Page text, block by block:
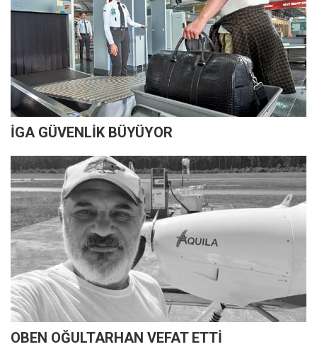
İGA GÜVENLİK BÜYÜYOR
OBEN OĞULTARHAN VEFAT ETTİ